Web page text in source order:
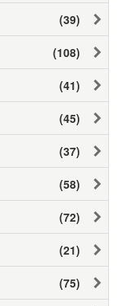
(39)
(108)
(41)
(45)
(37)
(58)
(72)
(21)
(75)